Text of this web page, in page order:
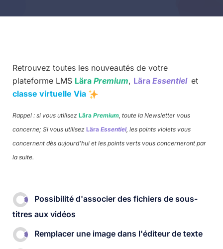
Retrouvez toutes les nouveautés de votre
plateforme LMS Lära Premium, Lära Essentiel et
classe virtuelle Via
Rappel : si vous utilisez Lära Premium , toute la Newsletter vous
concerne; Si vous utilisez Lära Essentiel, les points violets vous
concernent dès aujourd’hui et les points verts vous concerneront par
la suite.
Possibilité d'associer des fichiers de sous-
titres aux vidéos
Remplacer une image dans l'éditeur de texte​